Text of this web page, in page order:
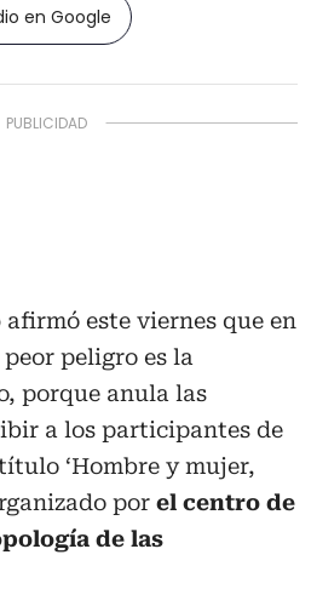
en Google
afirmó este viernes que en
peligro es la
porque anula las
a los participantes de
‘Hombre y mujer,
por el centro de
de las